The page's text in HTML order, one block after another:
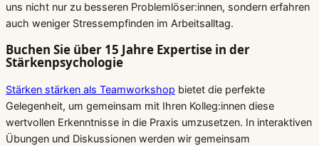
uns nicht nur zu besseren Problemlöser:innen, sondern erfahren
auch weniger Stressempfinden im Arbeitsalltag.
Buchen Sie über 15 Jahre Expertise in der
Stärkenpsychologie
Stärken stärken als Teamworkshop bietet die perfekte
Gelegenheit, um gemeinsam mit Ihren Kolleg:innen diese
wertvollen Erkenntnisse in die Praxis umzusetzen. In interaktiven
Übungen und Diskussionen werden wir gemeinsam